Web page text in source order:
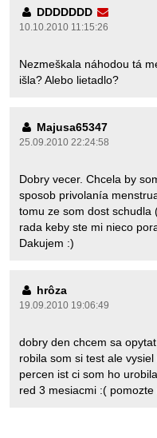
DDDDDDD
10.10.2010 11:15:26
Nezmeškala náhodou tá
išla? Alebo lietadlo?
Majusa65347
25.09.2010 22:24:58
Dobry vecer. Chcela by
sposob privolanía
tomu ze som dost schudla
rada keby ste mi nieco
Dakujem :)
hrôza
19.09.2010 19:06:49
dobry den chcem sa
robila som si test ale
percen ist ci som ho
red 3 mesiacmi :( pomozte